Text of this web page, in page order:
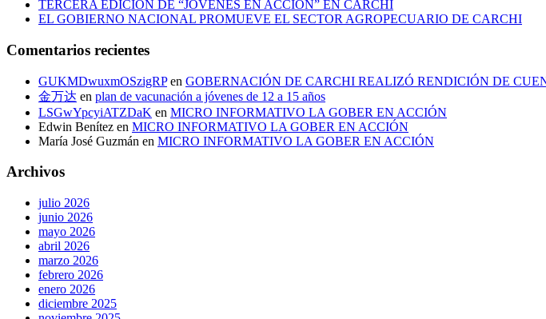
TERCERA EDICIÓN DE “JÓVENES EN ACCIÓN” EN CARCHI
EL GOBIERNO NACIONAL PROMUEVE EL SECTOR AGROPECUARIO DE CARCHI
Comentarios recientes
GUKMDwuxmOSzigRPen GOBERNACIÓN DE CARCHI REALIZÓ RENDICIÓN DE
金万达 en plan de vacunación a jóvenes de 12 a 15 años
LSGwYpcyiATZDaK en MICRO INFORMATIVO LA GOBER EN ACCIÓN
Edwin Benítez en MICRO INFORMATIVO LA GOBER EN ACCIÓN
María José Guzmán en MICRO INFORMATIVO LA GOBER EN ACCIÓN
Archivos
julio 2026
junio 2026
mayo 2026
abril 2026
marzo 2026
febrero 2026
enero 2026
diciembre 2025